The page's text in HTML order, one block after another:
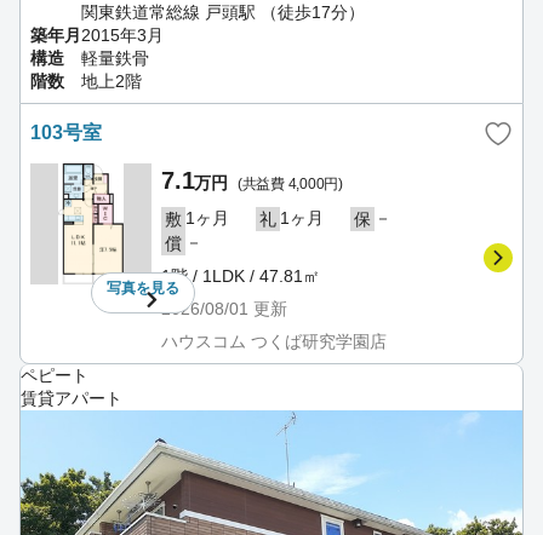
関東鉄道常総線 戸頭駅 （徒歩17分）
築年月 2015年3月
構造
軽量鉄骨
階数
地上2階
103号室
写真を見る
7.1万円 (共益費 4,000円)
敷 1ヶ月 礼 1ヶ月 保 －
償 －
1階 / 1LDK / 47.81㎡
2026/08/01 更新
ハウスコム つくば研究学園店
ペピート
賃貸アパート